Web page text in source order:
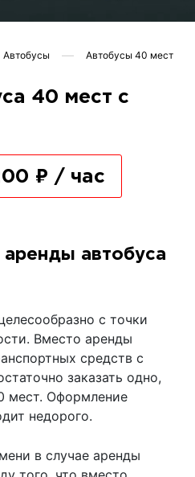
Автобусы Автобусы 40 мест
40 мест с
₽ / час
автобуса
с точки
Вместо аренды
средств с
заказать одно,
мест. Оформление
недорого.
в случае аренды